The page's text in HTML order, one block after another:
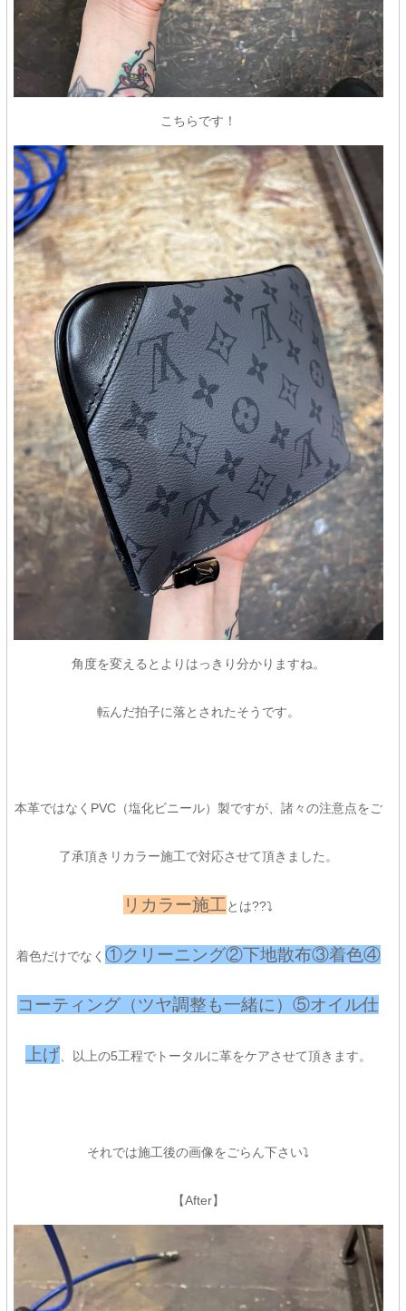
こちらです！
角度を変えるとよりはっきり分かりますね。
転んだ拍子に落とされたそうです。
本革ではなくPVC（塩化ビニール）製ですが、諸々の注意点をご
了承頂きリカラー施工で対応させて頂きました。
リカラー施工 とは??⤵
着色だけでなく ①クリーニング②下地散布③着色④
コーティング（ツヤ調整も一緒に）⑤オイル仕
上げ 、以上の5工程でトータルに革をケアさせて頂きます。
それでは施工後の画像をごらん下さい⤵
【After】